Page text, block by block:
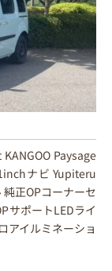
Paysage
ナビ Yupiteru
正OPコーナーセ
サポートLEDライ
アイルミネーショ